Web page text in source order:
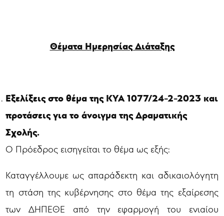
Θέματα Ημερησίας Διάταξης
Εξελίξεις στο θέμα της ΚΥΑ 1077/24-2-2023 και
προτάσεις για το άνοιγμα της Δραματικής
Σχολής.
Ο Πρόεδρος εισηγείται το θέμα ως εξής:
Καταγγέλλουμε ως απαράδεκτη και αδικαιολόγητη
τη στάση της κυβέρνησης στο θέμα της εξαίρεσης
των ΔΗΠΕΘΕ από την εφαρμογή του ενιαίου